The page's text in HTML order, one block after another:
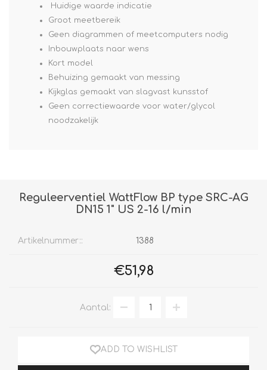
Huidige waarde indicatie
Groot meetbereik
Geen diagrammen of meetcomputers nodig
Inbouwplaats naar wens
Kort model
Behuizing gemaakt van messing
Kijkglas gemaakt van slagvast kunsstof
Geen correctiewaarde voor water/glycol
noodzakelijk
Reguleerventiel WattFlow BP type SRC-AG
DN15 1" US 2-16 l/min
Artikelnummer:: 1388
€51,98
Aantal:
ADD TO WISHLIST